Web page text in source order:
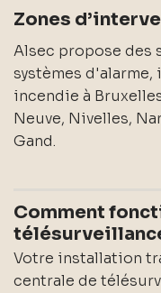
Zones
Alsec propose des
systèmes
incendie à
Neuve, Nivelles,
Gand.
Comment
Votre installation
centrale de